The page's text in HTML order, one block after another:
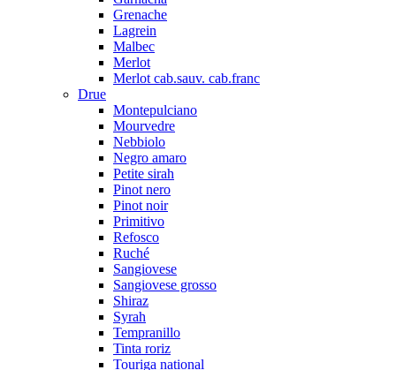
Grenache
Lagrein
Malbec
Merlot
Merlot cab.sauv. cab.franc
Drue
Montepulciano
Mourvedre
Nebbiolo
Negro amaro
Petite sirah
Pinot nero
Pinot noir
Primitivo
Refosco
Ruché
Sangiovese
Sangiovese grosso
Shiraz
Syrah
Tempranillo
Tinta roriz
Touriga national